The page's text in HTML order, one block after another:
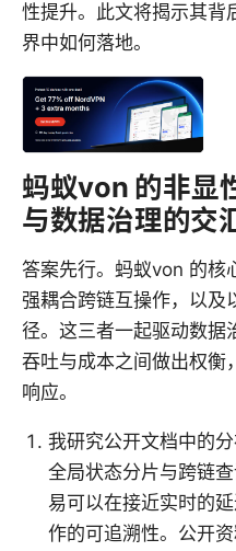
性提升。此文将揭示其背
界中如何落地。
蚂蚁von 的非显
与数据治理的交
答案先行。蚂蚁von 的核
强耦合跨链互操作，以及
径。这三者一起驱动数据
吞吐与成本之间做出权衡
响应。
我研究公开文档中的
全局状态分片与跨链
易可以在接近实时的
作的可追溯性。公开